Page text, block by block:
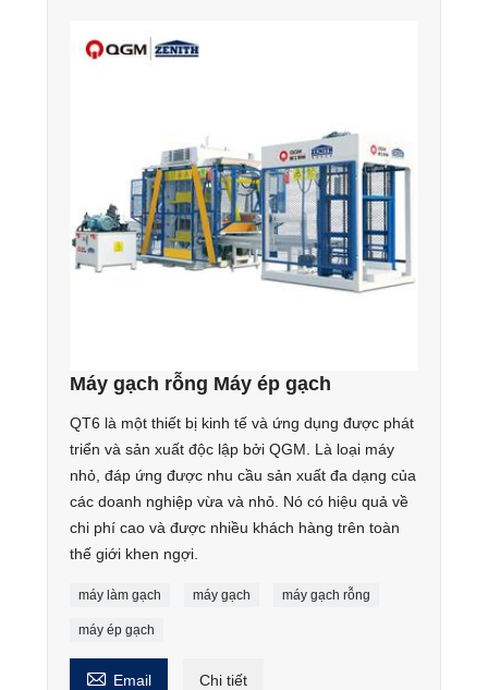
Máy gạch rỗng Máy ép gạch
QT6 là một thiết bị kinh tế và ứng dụng được phát
triển và sản xuất độc lập bởi QGM. Là loại máy
nhỏ, đáp ứng được nhu cầu sản xuất đa dạng của
các doanh nghiệp vừa và nhỏ. Nó có hiệu quả về
chi phí cao và được nhiều khách hàng trên toàn
thế giới khen ngợi.
máy làm gạch máy gạch máy gạch rỗng
máy ép gạch
 Email Chi tiết